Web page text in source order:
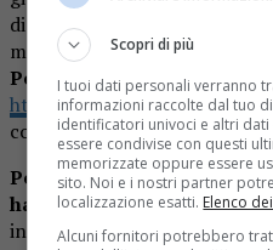
dicembre 2019, sabato 28
marzo 2020.
Per aderire collegarsi
http://
compilare il modulo di
Per promuovere questa
ha stanziato 100 mila euro.
individuate per l’uso di
Scopri di più
I tuoi dati personali verranno
informazioni raccolte dal tuo
identificatori univoci e altri
essere condivise con questi
memorizzate oppure essere
sito. Noi e i nostri partner
localizzazione esatti. Elenco
Alcuni fornitori potrebbero